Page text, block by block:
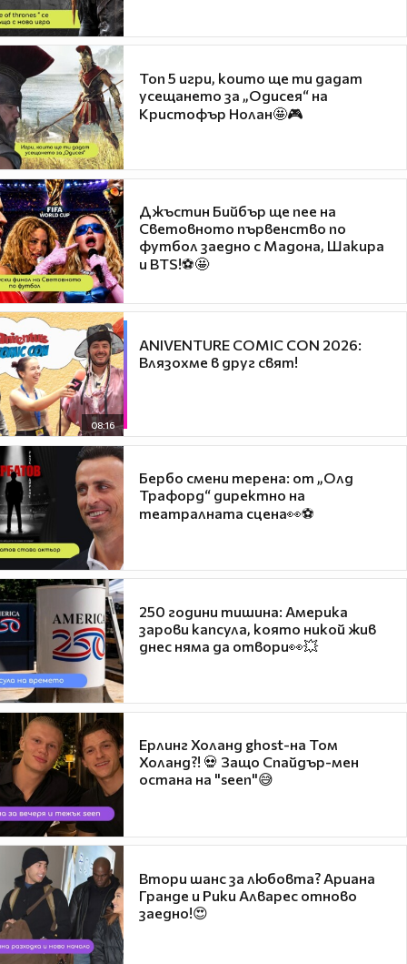
Топ 5 игри, които ще ти дадат
усещането за „Одисея“ на
Кристофър Нолан🤩🎮
Джъстин Бийбър ще пее на
Световното първенство по
футбол заедно с Мадона, Шакира
и BTS!⚽🤩
08:16
ANIVENTURE COMIC CON 2026:
Влязохме в друг свят!
Бербо смени терена: от „Олд
Трафорд“ директно на
театралната сцена👀⚽
250 години тишина: Америка
зарови капсула, която никой жив
днес няма да отвори👀💥
Ерлинг Холанд ghost-на Том
Холанд?! 💀 Защо Спайдър-мен
остана на "seen"😅
Втори шанс за любовта? Ариана
Гранде и Рики Алварес отново
заедно!😍